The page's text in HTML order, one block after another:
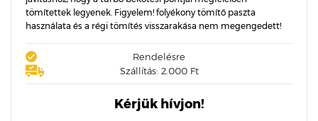
tömítettek legyenek. Figyelem! folyékony tömítő paszta
használata és a régi tömítés visszarakása nem megengedett!
Rendelésre
Szállítás: 2.000 Ft
Kérjük hívjon!